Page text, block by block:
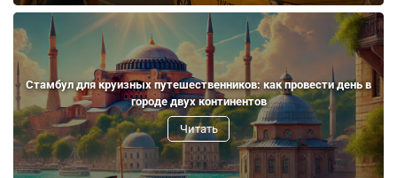
Стамбул для круизных путешественников: как провести день в
городе двух континентов
Читать